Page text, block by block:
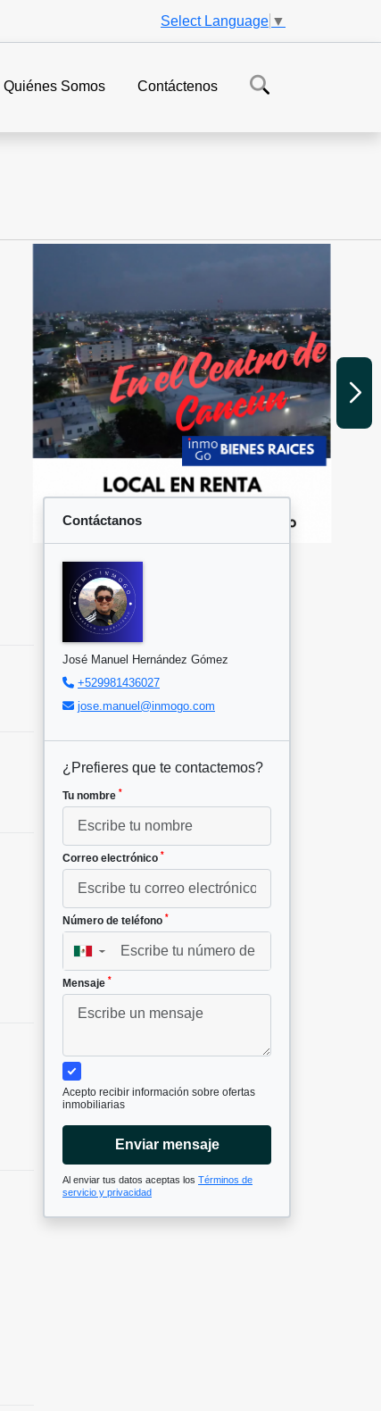
Select Language ▼
Quiénes Somos Contáctenos
Contáctanos
José Manuel Hernández Gómez
+529981436027
jose.manuel@inmogo.com
¿Prefieres que te contactemos?
Tu nombre *
Correo electrónico *
Número de teléfono *
▼
Mensaje *
Acepto recibir información sobre ofertas
inmobiliarias
Enviar mensaje
Al enviar tus datos aceptas los Términos de
servicio y privacidad